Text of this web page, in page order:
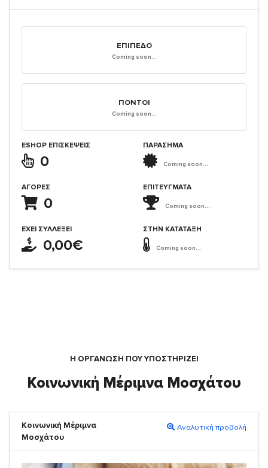
ΕΠΊΠΕΔΟ
Coming soon...
ΠΌΝΤΟΙ
Coming soon...
ESHOP ΕΠΙΣΚΈΨΕΙΣ
0
ΑΓΟΡΈΣ
0
ΈΧΕΙ ΣΥΛΛΈΞΕΙ
0,00€
ΠΑΡΑΣΗΜΑ
Coming soon...
ΕΠΙΤΕΎΓΜΑΤΑ
Coming soon...
ΣΤΗΝ ΚΑΤΆΤΑΞΗ
Coming soon...
Η ΟΡΓΆΝΩΣΗ ΠΟΥ ΥΠΟΣΤΗΡΙΖΕΙ
Κοινωνική Μέριμνα Μοσχάτου
Κοινωνική Μέριμνα
Μοσχάτου
Αναλυτική προβολή